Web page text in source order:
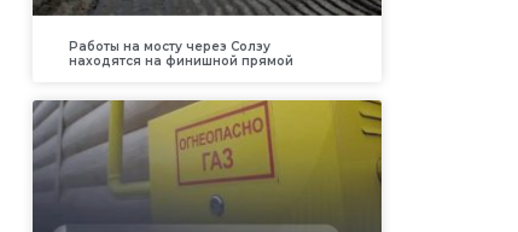
Работы на мосту через Солзу
находятся на финишной прямой